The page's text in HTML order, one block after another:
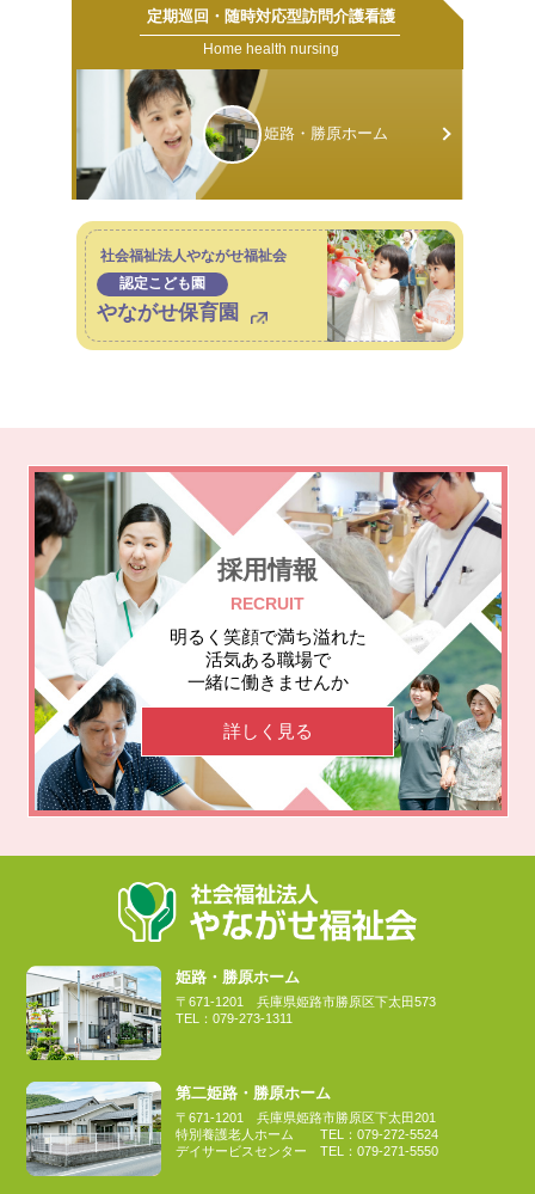
定期巡回・随時対応型訪問介護看護
Home health nursing
姫路・勝原ホーム
社会福祉法人やながせ福祉会
認定こども園
やながせ保育園
採用情報
RECRUIT
明るく笑顔で満ち溢れた
活気ある職場で
一緒に働きませんか
詳しく見る
姫路・勝原ホーム
〒671-1201兵庫県姫路市勝原区下太田573
TEL：079-273-1311
第二姫路・勝原ホーム
〒671-1201兵庫県姫路市勝原区下太田201
特別養護老人ホームTEL：079-272-5524
デイサービスセンターTEL：079-271-5550